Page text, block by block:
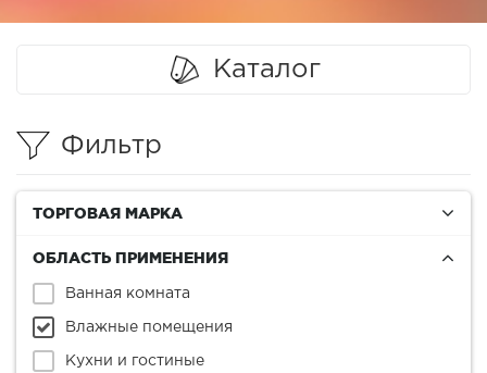
Каталог
Фильтр
ТОРГОВАЯ МАРКА
ОБЛАСТЬ ПРИМЕНЕНИЯ
Ванная комната
Влажные помещения
Кухни и гостиные